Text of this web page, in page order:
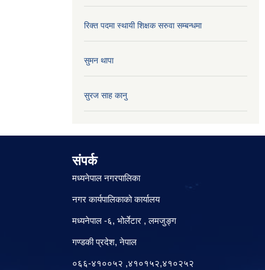
रिक्त पदमा स्थायी शिक्षक सरुवा सम्बन्धमा
सुमन थापा
सुरज साह कानु
संपर्क
मध्यनेपाल नगरपालिका
नगर कार्यपालिकाको कार्यालय
मध्यनेपाल -६, भोर्लेटार , लमजुङ्ग
गण्डकी प्रदेश, नेपाल
०६६-४१००५२ ,४१०१५२,४१०२५२